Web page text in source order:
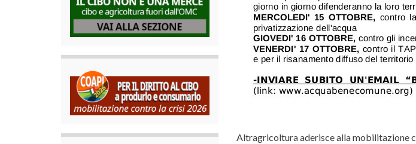
Altragricoltura aderisce alla mobilitazione